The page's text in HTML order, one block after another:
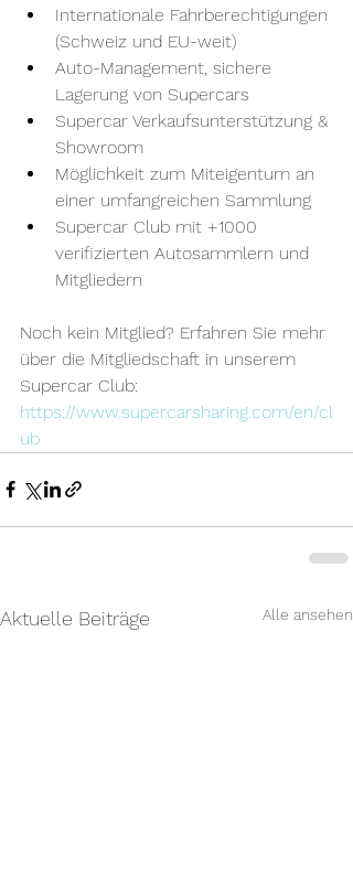
Internationale Fahrberechtigungen
(Schweiz und EU-weit)
Auto-Management, sichere
Lagerung von Supercars
Supercar Verkaufsunterstützung &
Showroom
Möglichkeit zum Miteigentum an
einer umfangreichen Sammlung
Supercar Club mit +1000
verifizierten Autosammlern und
Mitgliedern
Noch kein Mitglied? Erfahren Sie mehr
über die Mitgliedschaft in unserem
Supercar Club:
https://www.supercarsharing.com/en/cl
ub
Aktuelle Beiträge Alle ansehen